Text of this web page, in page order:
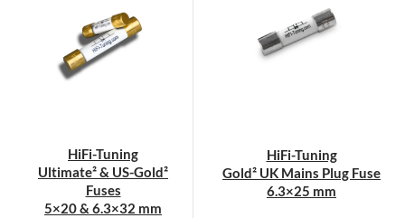
variaties.
Deze
optie
de
productpagina
variaties.
Deze
de
productpagina
HiFi-Tuning
Ultimate² & US-Gold²
Fuses
5×20 & 6.3×32 mm
HiFi-Tuning
Gold² UK Mains Plug Fuse
6.3×25 mm